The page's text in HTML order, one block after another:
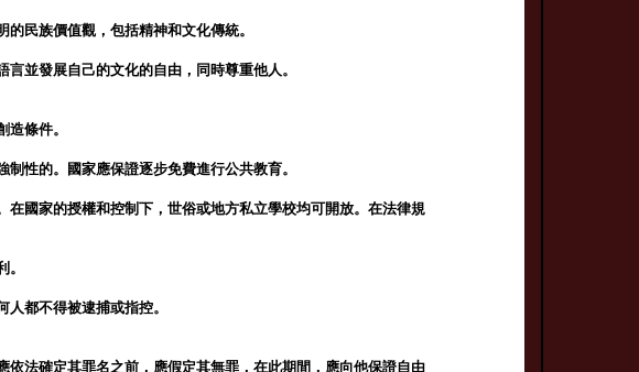
民族價值觀，包括精神和文化傳統。
並發展自己的文化的自由，同時尊重他人。
條件。
性的。國家應保證逐步免費進行公共教育。
在國家的授權和控制下，世俗或地方私立學校均可開放。在法律規
都不得被逮捕或指控。
依法確定其罪名之前，應假定其無罪，在此期間，應向他保證自由